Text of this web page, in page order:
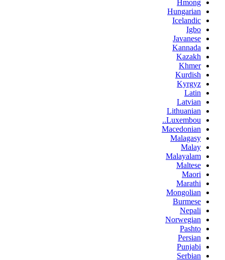
Hmong
Hungarian
Icelandic
Igbo
Javanese
Kannada
Kazakh
Khmer
Kurdish
Kyrgyz
Latin
Latvian
Lithuanian
Luxembou..
Macedonian
Malagasy
Malay
Malayalam
Maltese
Maori
Marathi
Mongolian
Burmese
Nepali
Norwegian
Pashto
Persian
Punjabi
Serbian